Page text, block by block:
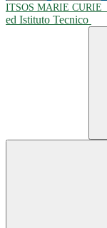
ITSOS MARIE CURIE
ed Istituto Tecnico